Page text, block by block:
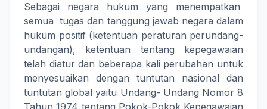
Sebagai negara hukum yang menempatkan
semua tugas dan tanggung jawab negara dalam
hukum positif (ketentuan peraturan perundang-
undangan), ketentuan tentang kepegawaian
telah diatur dan beberapa kali perubahan untuk
menyesuaikan dengan tuntutan nasional dan
tuntutan global yaitu Undang- Undang Nomor 8
Tahun 1974 tentang Pokok-Pokok Kepegawaian